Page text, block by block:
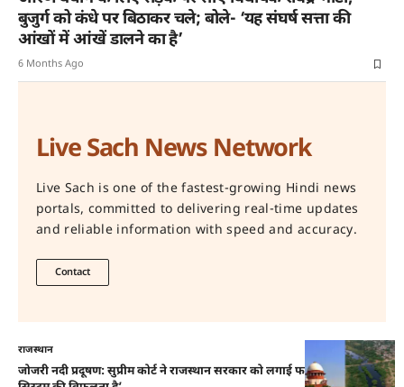
बुजुर्ग को कंधे पर बिठाकर चले; बोले- ‘यह संघर्ष सत्ता की
आंखों में आंखें डालने का है’
6 Months Ago
Live Sach News Network
Live Sach is one of the fastest-growing Hindi news
portals, committed to delivering real-time updates
and reliable information with speed and accuracy.
Contact
राजस्थान
जोजरी नदी प्रदूषण: सुप्रीम कोर्ट ने राजस्थान सरकार को लगाई फटकार, कहा—’यह